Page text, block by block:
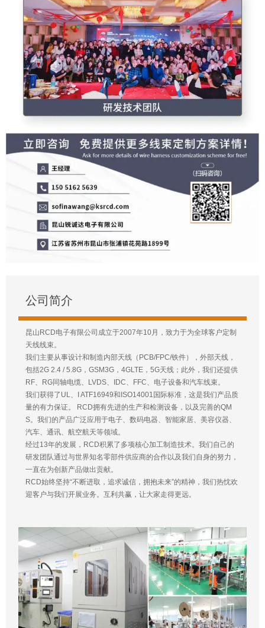
公司简介
昆山RCD电子有限公司成立于2007年10月，致力于为全球客户定制
天线线束。
我们主要从事设计和制造内部天线（PCB/FPC/铁件），外部天线，
包括2G 2.4 / 5.8G，GSM3G，4GLTE，5G天线；此外，我们还提供
RF、RG同轴电缆、LVDS、IDC、FFC、电子设备和汽车线束。
我们获得了UL、I ATF16949和ISO14001国际标准，这是我们产品质
量的有力保证。 RCD拥有先进的生产和检测设备，以及完善的QM
S。我们的产品广泛应用于电子、数码电器、智能家居、美容仪器、
汽车、通讯、航空航天等领域。
经过13年的发展，RCD积累了多项核心加工制造技术。我们自己的
研发团队通过与世界知名零部件供应商的合作以及我们自身的努力，
一直在为创新产品做出贡献。
RCD始终坚持“不断进取，追求诚信，拥抱未来”的精神，我们热忱欢
迎客户与我们开展业务。互利共赢，让大家走得更远。